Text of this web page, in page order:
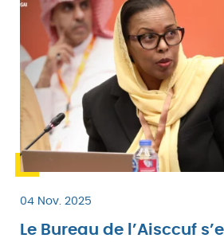
04 Nov. 2025
Le Bureau de l’Aisccuf